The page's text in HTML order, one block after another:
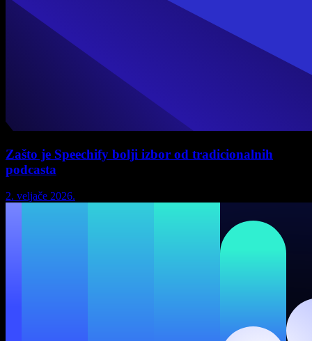
Zašto je Speechify bolji izbor od tradicionalnih
podcasta
2. veljače 2026.